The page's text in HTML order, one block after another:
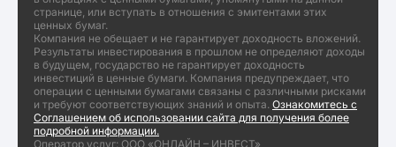
странице, или вступать в отношения с эмитентами этих
ценных бумаг.
Компания не обещает и не гарантирует доходность вложений.
Результаты инвестирования в прошлом не определяют доходы
в будущем, государство не гарантирует доходность
инвестиций в ценные бумаги. Компания предупреждает, что
операции с ценными бумагами связаны с различными рисками
и требуют соответствующих знаний и опыта. Ознакомитесь с
Соглашением об использовании сайта для получения более
подробной информации.
Оператор услуг: ООО «ОНЛАЙН – ИНВЕСТ»